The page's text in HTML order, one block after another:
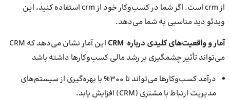
از crm است. اگر شما در کسب‌وکار خود از crm استفاده کنید، این
ویدئو دید مناسبی به شما می‌دهد.
آمار و واقعیت‌های کلیدی درباره CRM
این آمار نشان می‌دهد که CRM
می‌تواند تأثیر چشمگیری بر رشد مالی کسب‌وکارها داشته باشد
درآمد کسب‌وکارها می‌تواند تا 300% با بهره‌گیری از سیستم‌های
مدیریت ارتباط با مشتری (CRM) افزایش یابد.